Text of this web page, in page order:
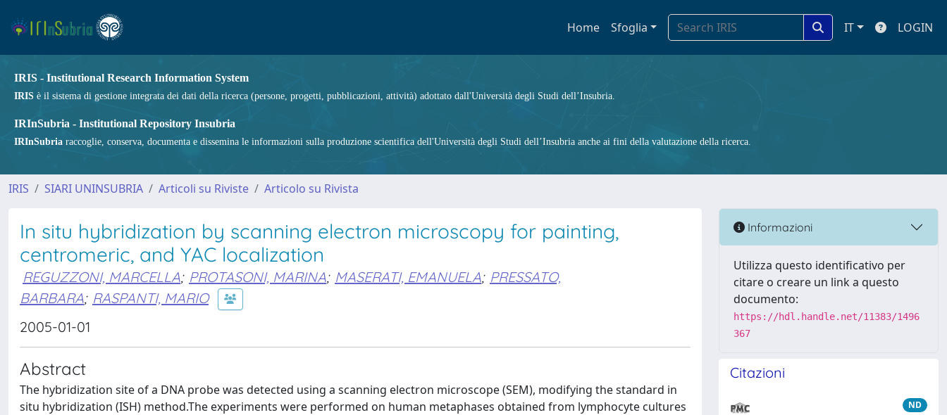
Home Sfoglia IT LOGIN
IRIS - Institutional Research Information System
IRIS è il sistema di gestione integrata dei dati della ricerca (persone, progetti, pubblicazioni, attività) adottato dall'Università degli Studi dell’Insubria.
IRInSubria - Institutional Repository Insubria
IRInSubria raccoglie, conserva, documenta e dissemina le informazioni sulla produzione scientifica dell'Università degli Studi dell’Insubria anche ai fini della valutazione della ricerca.
IRIS SIARI UNINSUBRIA Articoli su Riviste Articolo su Rivista
In situ hybridization by scanning electron microscopy for painting,
centromeric, and YAC localization
REGUZZONI, MARCELLA; PROTASONI, MARINA; MASERATI, EMANUELA; PRESSATO,
BARBARA; RASPANTI, MARIO
2005-01-01
Abstract
The hybridization site of a DNA probe was detected using a scanning electron microscope (SEM), modifying the standard in
situ hybridization (ISH) method.The experiments were performed on human metaphases obtained from lymphocyte cultures
Informazioni
Utilizza questo identificativo per
citare o creare un link a questo
documento:
https://hdl.handle.net/11383/1496
367
Citazioni
ND